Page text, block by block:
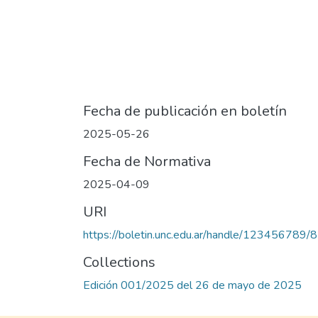
Fecha de publicación en boletín
2025-05-26
Fecha de Normativa
2025-04-09
URI
https://boletin.unc.edu.ar/handle/123456789/
Collections
Edición 001/2025 del 26 de mayo de 2025